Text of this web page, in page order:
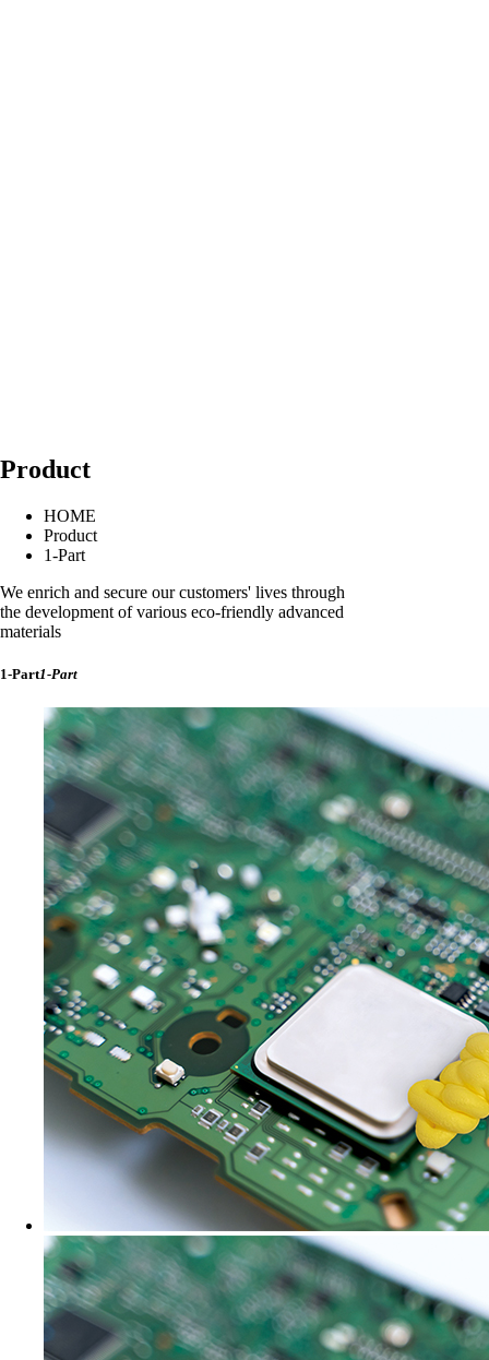
Product
HOME
Product
1-Part
We enrich and secure our customers' lives through
the development of various eco-friendly advanced
materials
1-Part1-Part